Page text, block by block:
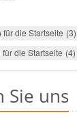
die Startseite 3
die Startseite 4
Sie uns